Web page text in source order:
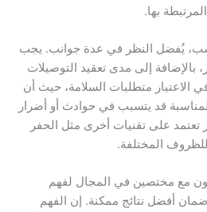
بها.
النظر في عدة جوانب. يجب
إلى مدى تعقيد التوصيلات
متطلبات السلامة، حيث أن
قد يتسبب في حوادث أو أضرار
على تقنيات أخرى مثل الحفر
المختلفة.
مختصين في المجال لفهم
نتائج ممكنة. إن الفهم